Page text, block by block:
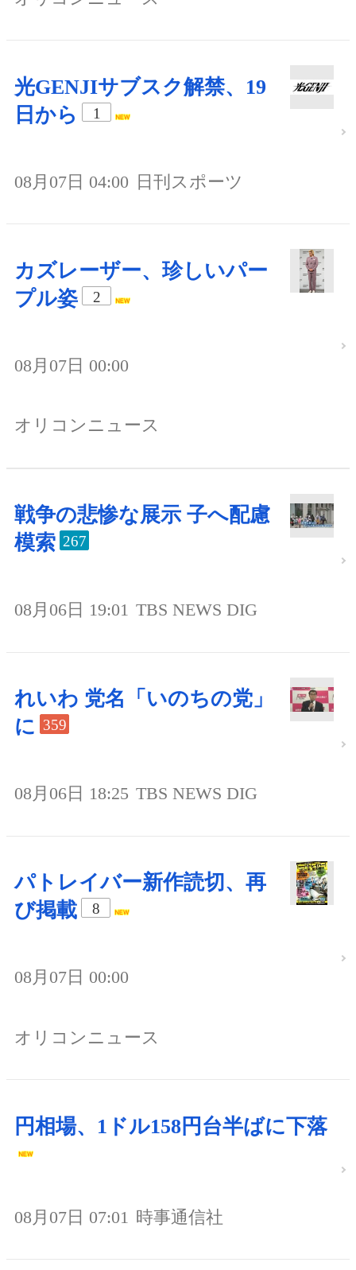
光GENJIサブスク解禁、19
日から
1
08月07日 04:00 日刊スポーツ
カズレーザー、珍しいパー
プル姿
2
08月07日 00:00
オリコンニュース
戦争の悲惨な展示 子へ配慮
模索 267
08月06日 19:01 TBS NEWS DIG
れいわ 党名「いのちの党」
に 359
08月06日 18:25 TBS NEWS DIG
パトレイバー新作読切、再
び掲載
8
08月07日 00:00
オリコンニュース
円相場、1ドル158円台半ばに下落
08月07日 07:01 時事通信社